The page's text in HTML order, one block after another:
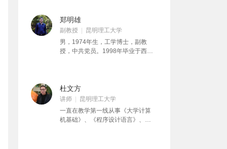
修。在访问进修期间参与国家自然
科学基金项目一项，先后主持校青
主讲《大学计算机基础》、《C语言
程序设计》、《多媒体技术及应
奖。参与编写教材两部，发表论文3
篇。
郑明雄
副教授
昆明理工大学
男，1974年生，工学博士，副教
授，中共党员。1998年毕业于西南
计算机应用专业后，在昆明理工大
学计算中心从事计算机基础课程教
言》、《大学计算机基础》、《计
算机网络及应用》等课程。2013年
杜文方
讲师
昆明理工大学
一直在教学第一线从事《大学计算
机基础》、《程序设计语言》、